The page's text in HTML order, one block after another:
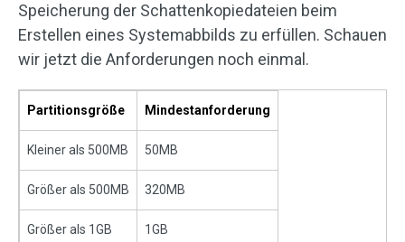
Speicherung der Schattenkopiedateien beim
Erstellen eines Systemabbilds zu erfüllen. Schauen
wir jetzt die Anforderungen noch einmal.
Partitionsgröße Mindestanforderung
Kleiner als 500MB 50MB
Größer als 500MB 320MB
Größer als 1GB 1GB